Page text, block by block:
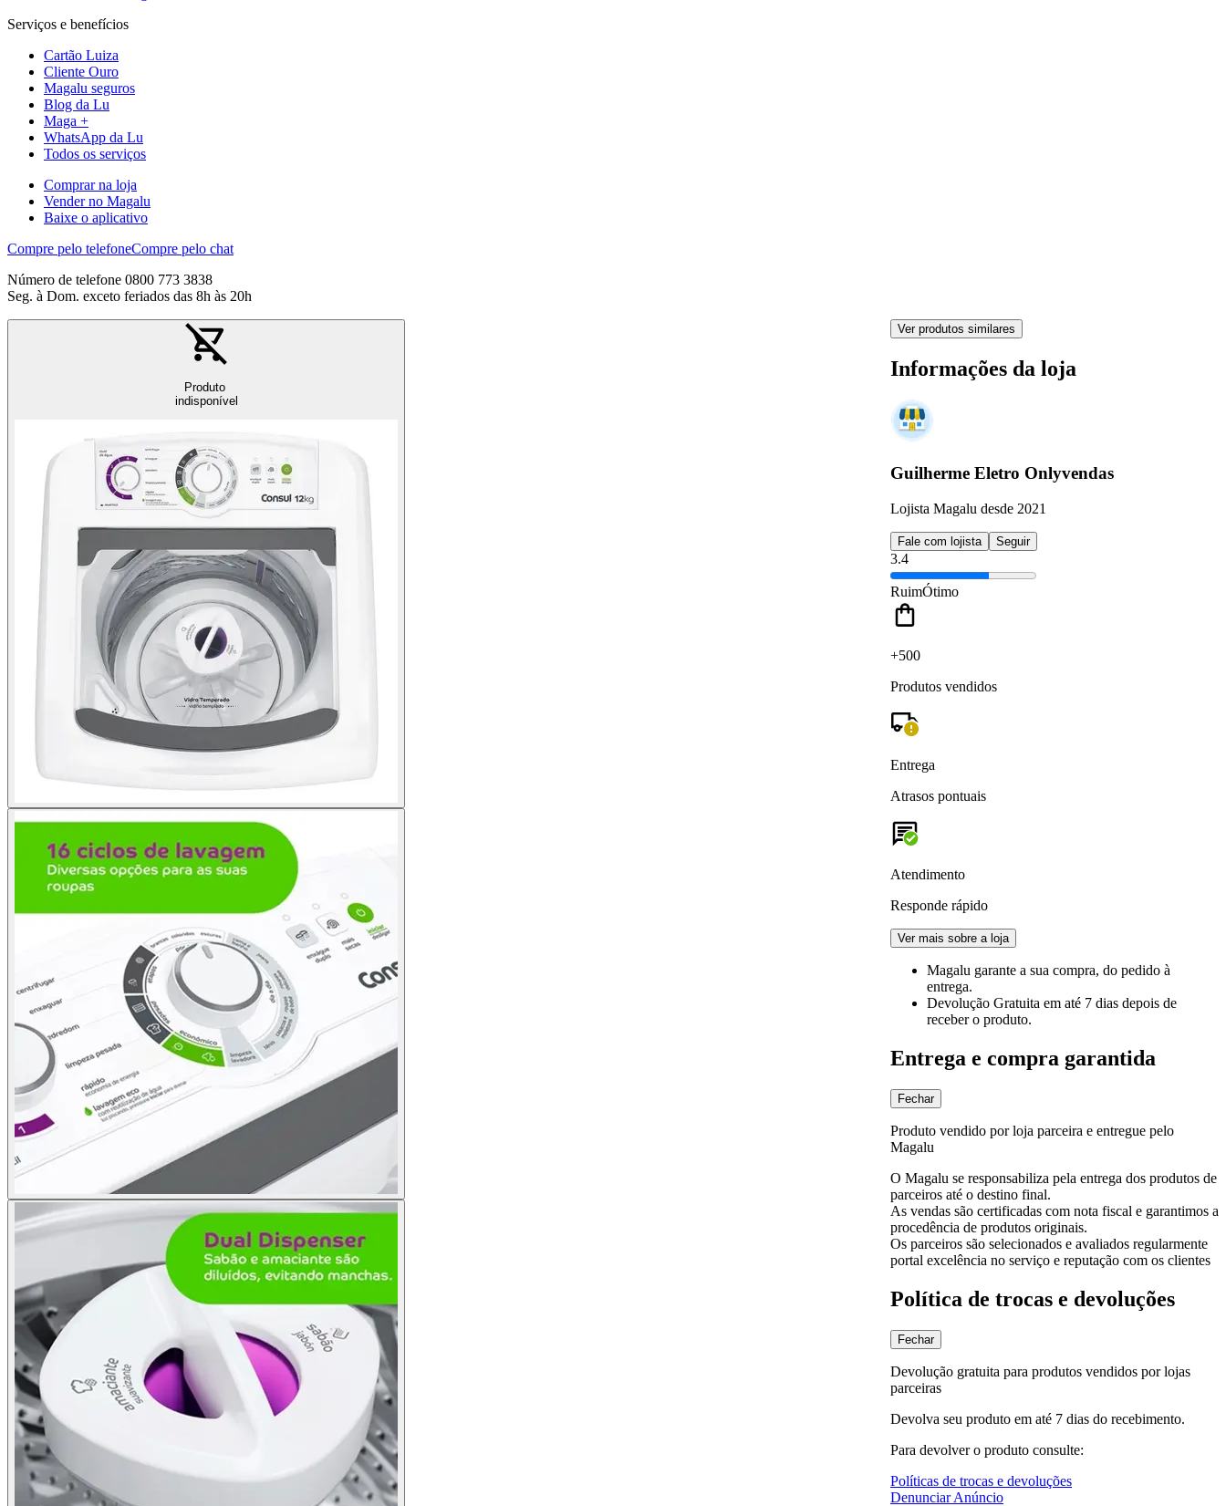
Serviços e benefícios
Cartão Luiza
Cliente Ouro
Magalu seguros
Blog da Lu
Maga +
WhatsApp da Lu
Todos os serviços
Comprar na loja
Vender no Magalu
Baixe o aplicativo
Compre pelo telefoneCompre pelo chat
Número de telefone 0800 773 3838
Seg. à Dom. exceto feriados das 8h às 20h
Produto
indisponível
Ver produtos similares
Informações da loja
Guilherme Eletro Onlyvendas
Lojista Magalu desde 2021
Fale com lojista Seguir
3.4
RuimÓtimo
+500
Produtos vendidos
Entrega
Atrasos pontuais
Atendimento
Responde rápido
Ver mais sobre a loja
Magalu garante a sua compra, do pedido à
entrega.
Devolução Gratuita em até 7 dias depois de
receber o produto.
Entrega e compra garantida
Fechar
Produto vendido por loja parceira e entregue pelo
Magalu
O Magalu se responsabiliza pela entrega dos produtos de
parceiros até o destino final.
As vendas são certificadas com nota fiscal e garantimos a
procedência de produtos originais.
Os parceiros são selecionados e avaliados regularmente
portal excelência no serviço e reputação com os clientes
Política de trocas e devoluções
Fechar
Devolução gratuita para produtos vendidos por lojas
parceiras
Devolva seu produto em até 7 dias do recebimento.
Para devolver o produto consulte:
Políticas de trocas e devoluções
Denunciar Anúncio